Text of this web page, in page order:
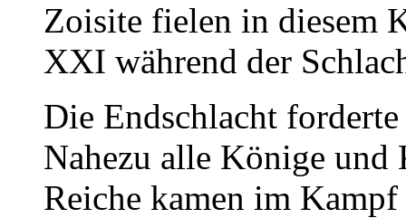
Zoisite fielen in diesem
XXI während der
Die Endschlacht
Nahezu alle Könige
Reiche kamen im